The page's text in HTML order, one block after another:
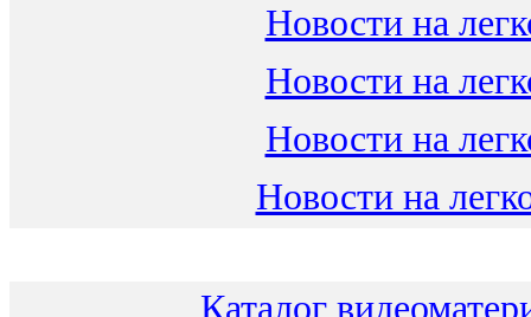
Новости на
Новости на
Новости на
Новости на
Каталог